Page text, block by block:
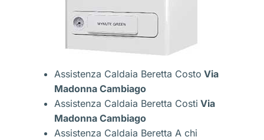
Assistenza Caldaia Beretta Costo Via
Madonna Cambiago
Assistenza Caldaia Beretta Costi Via
Madonna Cambiago
Assistenza Caldaia Beretta A chi